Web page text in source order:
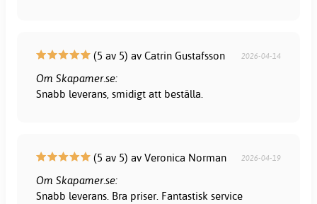
(5 av 5) av Catrin Gustafsson 2026-04-14
Om Skapamer.se:
Snabb leverans, smidigt att beställa.
(5 av 5) av Veronica Norman 2026-04-19
Om Skapamer.se:
Snabb leverans. Bra priser. Fantastisk service